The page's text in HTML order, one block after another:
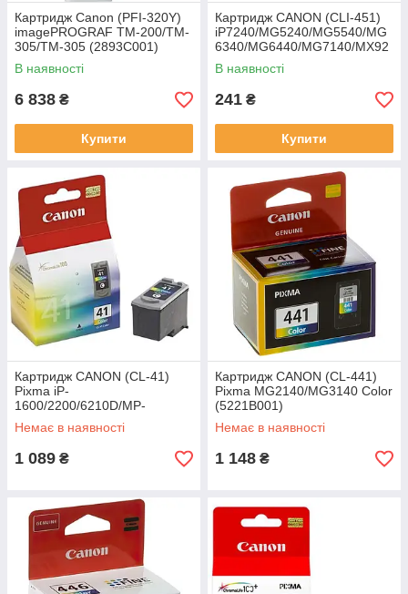
Картридж Canon (PFI-320Y)
imagePROGRAF TM-200/TM-
305/TM-305 (2893C001)
Yellow
В наявності
6 838 ₴
Купити
Картридж CANON (CLI-451)
iP7240/MG5240/MG5540/MG
6340/MG6440/MG7140/MX92
4 (6525B001) Magenta
В наявності
241 ₴
Купити
Картридж CANON (CL-41)
Pixma iP-
1600/2200/6210D/MP-
150/170/450 Color
(0617B025)
Немає в наявності
1 089 ₴
Картридж CANON (CL-441)
Pixma MG2140/MG3140 Color
(5221B001)
Немає в наявності
1 148 ₴